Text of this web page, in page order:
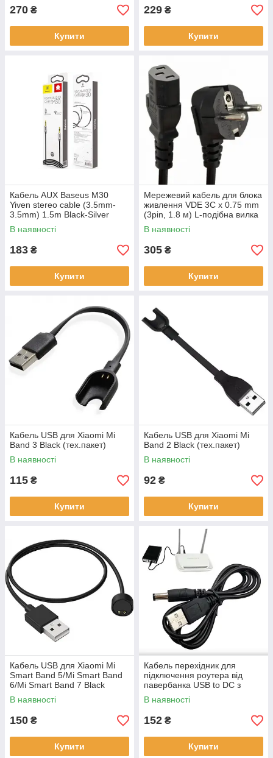
270 ₴
Купити
229 ₴
Купити
Кабель AUX Baseus M30
Yiven stereo cable (3.5mm-
3.5mm) 1.5m Black-Silver
Чорний з сірим CAM30-CS1
В наявності
183 ₴
Купити
Мережевий кабель для блока
живлення VDE 3C x 0.75 mm
(3pin, 1.8 м) L-подібна вилка
Black
В наявності
305 ₴
Купити
Кабель USB для Xiaomi Mi
Band 3 Black (тех.пакет)
В наявності
115 ₴
Купити
Кабель USB для Xiaomi Mi
Band 2 Black (тех.пакет)
В наявності
92 ₴
Купити
Кабель USB для Xiaomi Mi
Smart Band 5/Mi Smart Band
6/Mi Smart Band 7 Black
(тех.пакет)
В наявності
150 ₴
Купити
Кабель перехідник для
підключення роутера від
павербанка USB to DC з
перетворювачем напруги (5V
to 12V) Black
В наявності
152 ₴
Купити